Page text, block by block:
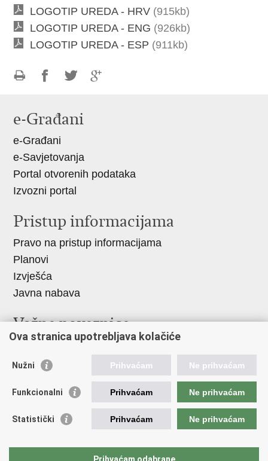
LOGOTIP UREDA - HRV (915kb)
LOGOTIP UREDA - ENG (926kb)
LOGOTIP UREDA - ESP (911kb)
Facebooku
Twitteru
e-Građani
e-Građani
e-Savjetovanja
Portal otvorenih podataka
Izvozni portal
Pristup informacijama
Pravo na pristup informacijama
Planovi
Izvješća
Javna nabava
Važne poveznice
Hrvatski sabor
Ministarstvo vanjskih i europskih poslova
Ministarstvo demografije i useljeništva
Hrvatska matica iseljenika
HRT - Glas Hrvatske
Ova stranica upotrebljava kolačiće
Nužni Prihvaćam Ne prihvaćam
Funkcionalni Prihvaćam Ne prihvaćam
Statistički Prihvaćam Ne prihvaćam